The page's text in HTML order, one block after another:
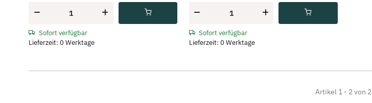
Sofort verfügbar
Lieferzeit: 0 Werktage
Sofort verfügbar
Lieferzeit: 0 Werktage
Artikel 1 - 2 von 2